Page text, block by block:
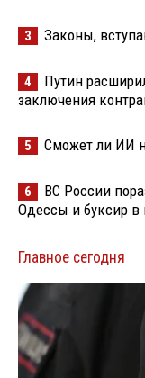
3 Законы,
4
Путин
заключения
5 Сможет ли ИИ
6
ВС России
Одессы и буксир в
Главное сегодня